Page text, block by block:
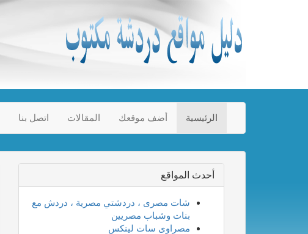
الرئيسية أضف موقعك المقالات اتصل بنا
أحدث المواقع
شات مصرى ، دردشتي مصرية ، دردش مع
بنات وشباب مصريين
مصراوى سات لينكس